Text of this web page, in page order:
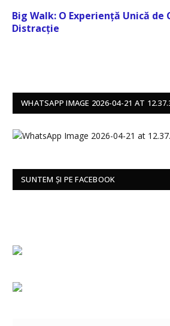
Big Walk: O Experiență Unică de
Distracție
WHATSAPP IMAGE 2026-04-21 AT
SUNTEM ȘI PE FACEBOOK